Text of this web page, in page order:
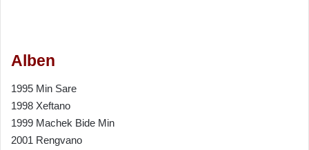
Alben
1995 Min Sare
1998 Xeftano
1999 Machek Bide Min
2001 Rengvano